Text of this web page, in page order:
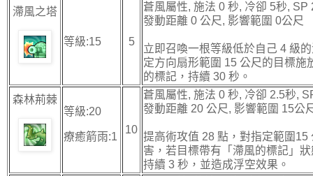
滯風之塔
等級:15 5
蒼風屬性, 施法 0 秒, 冷卻 5秒, SP
發動距離 0 公尺, 影響範圍 0公尺
立即召喚一根等級低於自己 4 級
定方向扇形範圍 15 公尺的目標施
的標記，持續 30 秒。
森林荊棘
等級:20
療癒箭雨:1
10
蒼風屬性, 施法 0 秒, 冷卻 2.5秒,
發動距離 20 公尺, 影響範圍 15公
提高術攻值 28 點，對指定範圍
害，若目標帶有「滯風的標記」
持續 3 秒，並造成浮空效果。